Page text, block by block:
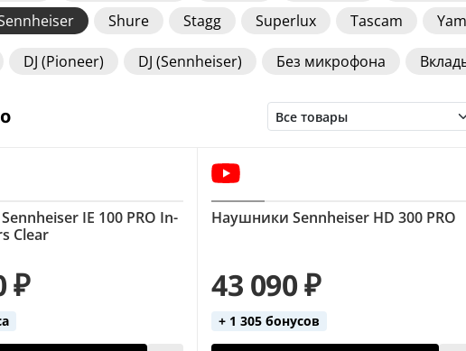
Shure Stagg Superlux Tascam
DJ (Pioneer) DJ (Sennheiser) Без микрофона
(AKG) Мониторные (Sennheiser) Накладные
Накладные (Sennheiser)
Студийные (Shure) Студийные (Superlux)
IE 100 PRO In-
Clear
₽
Наушники Sennheiser HD 300 PRO
43 090 ₽
+ 1 305 бонусов